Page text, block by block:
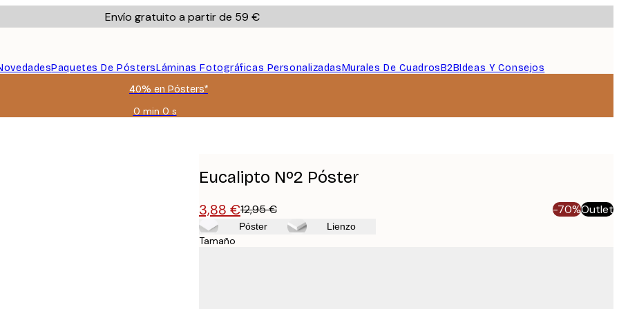
Envío gratuito a partir de 59 €
Paquetes De PóstersLáminas Fotográficas PersonalizadasMurales De CuadrosB2BIdeas Y Consejos
40% en Pósters*
0 min 0 s
Válido
Eucalipto Nº2 Póster
3,88 €12,95 € -70%Outlet
Póster Lienzo
Tamaño